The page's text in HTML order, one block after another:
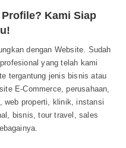
Kami Siap
dengan Website. Sudah
yang telah kami
tergantung jenis bisnis atau
E-Commerce, perusahaan,
web properti, klinik, instansi
bisnis, tour travel, sales